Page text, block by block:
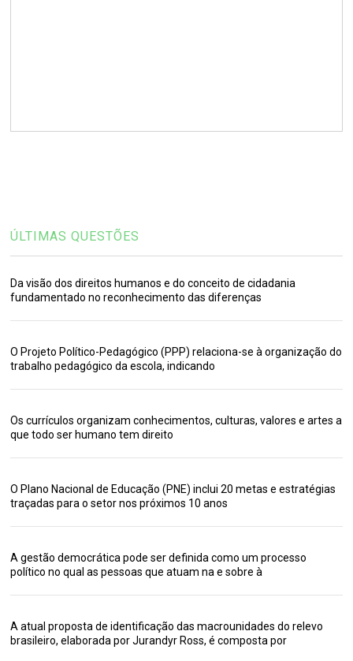
ÚLTIMAS QUESTÕES
Da visão dos direitos humanos e do conceito de cidadania
fundamentado no reconhecimento das diferenças
O Projeto Político-Pedagógico (PPP) relaciona-se à organização do
trabalho pedagógico da escola, indicando
Os currículos organizam conhecimentos, culturas, valores e artes a
que todo ser humano tem direito
O Plano Nacional de Educação (PNE) inclui 20 metas e estratégias
traçadas para o setor nos próximos 10 anos
A gestão democrática pode ser definida como um processo
político no qual as pessoas que atuam na e sobre à
A atual proposta de identificação das macrounidades do relevo
brasileiro, elaborada por Jurandyr Ross, é composta por